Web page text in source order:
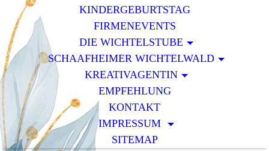
KINDERGEBURTSTAG
FIRMENEVENTS
DIE WICHTELSTUBE
SCHAAFHEIMER WICHTELWALD
KREATIVAGENTIN
EMPFEHLUNG
KONTAKT
IMPRESSUM
SITEMAP